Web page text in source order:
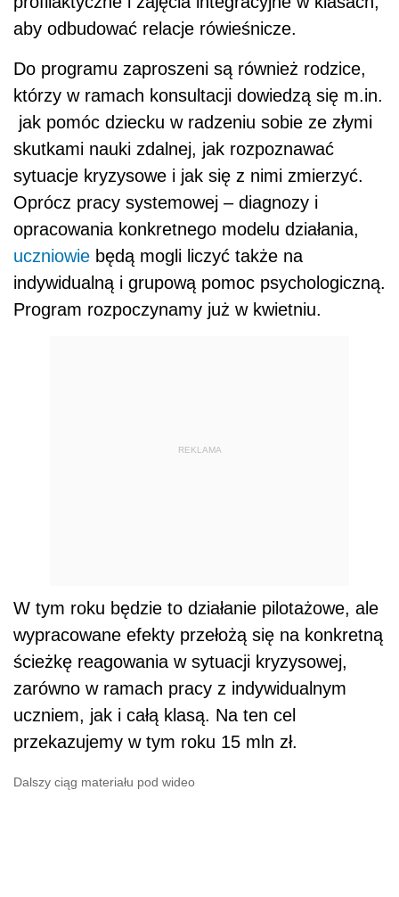
aby odbudować relacje rówieśnicze.
Do programu zaproszeni są również rodzice,
którzy w ramach konsultacji dowiedzą się m.in.
jak pomóc dziecku w radzeniu sobie ze złymi
skutkami nauki zdalnej, jak rozpoznawać
sytuacje kryzysowe i jak się z nimi zmierzyć.
Oprócz pracy systemowej – diagnozy i
opracowania konkretnego modelu działania,
uczniowie będą mogli liczyć także na
indywidualną i grupową pomoc psychologiczną.
Program rozpoczynamy już w kwietniu.
REKLAMA
W tym roku będzie to działanie pilotażowe, ale
wypracowane efekty przełożą się na konkretną
ścieżkę reagowania w sytuacji kryzysowej,
zarówno w ramach pracy z indywidualnym
uczniem, jak i całą klasą. Na ten cel
przekazujemy w tym roku 15 mln zł.
Dalszy ciąg materiału pod wideo